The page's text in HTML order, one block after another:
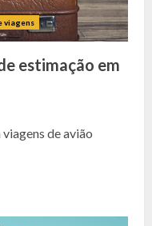
viagens
estimação em
de avião